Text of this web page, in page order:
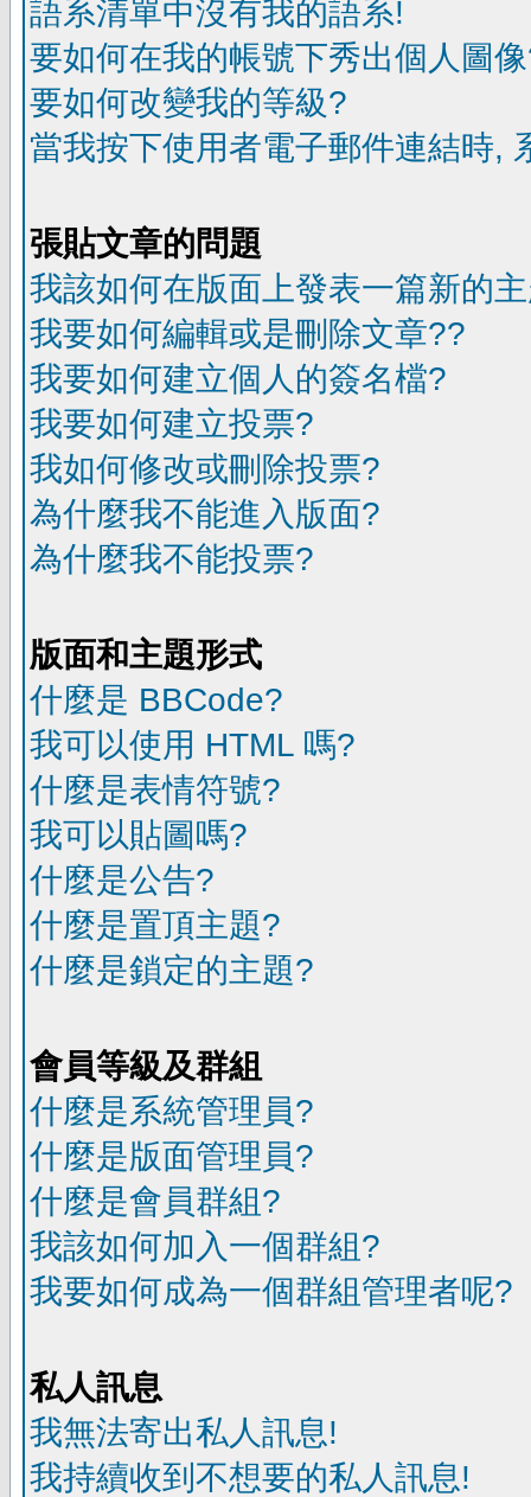
語系清單中沒有我的語系!
要如何在我的帳號下秀出個人圖
要如何改變我的等級?
當我按下使用者電子郵件連結時,
張貼文章的問題
我該如何在版面上發表一篇新的
我要如何編輯或是刪除文章??
我要如何建立個人的簽名檔?
我要如何建立投票?
我如何修改或刪除投票?
為什麼我不能進入版面?
為什麼我不能投票?
版面和主題形式
什麼是 BBCode?
我可以使用 HTML 嗎?
什麼是表情符號?
我可以貼圖嗎?
什麼是公告?
什麼是置頂主題?
什麼是鎖定的主題?
會員等級及群組
什麼是系統管理員?
什麼是版面管理員?
什麼是會員群組?
我該如何加入一個群組?
我要如何成為一個群組管理者呢?
私人訊息
我無法寄出私人訊息!
我持續收到不想要的私人訊息!